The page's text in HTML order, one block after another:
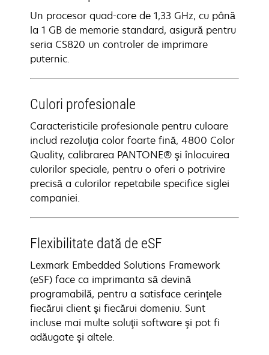
Un procesor quad-core de 1,33 GHz, cu până
la 1 GB de memorie standard, asigură pentru
seria CS820 un controler de imprimare
puternic.
Culori profesionale
Caracteristicile profesionale pentru culoare
includ rezoluţia color foarte fină, 4800 Color
Quality, calibrarea PANTONE® şi înlocuirea
culorilor speciale, pentru o oferi o potrivire
precisă a culorilor repetabile specifice siglei
companiei.
Flexibilitate dată de eSF
Lexmark Embedded Solutions Framework
(eSF) face ca imprimanta să devină
programabilă, pentru a satisface cerinţele
fiecărui client şi fiecărui domeniu. Sunt
incluse mai multe soluţii software şi pot fi
adăugate şi altele.